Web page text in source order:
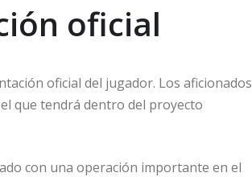
oficial
oficial del jugador. Los aficionados
que tendrá dentro del proyecto
con una operación importante en el